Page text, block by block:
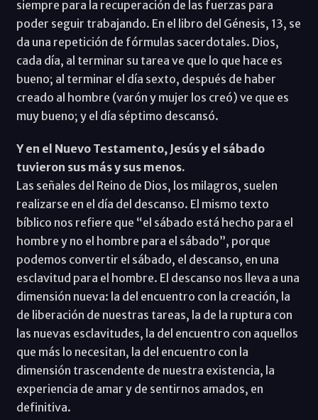
siempre para la recuperación de las fuerzas para
poder seguir trabajando. En el libro del Génesis, 13, se
da una repetición de fórmulas sacerdotales. Dios,
cada día, al terminar su tarea ve que lo que hace es
bueno; al terminar el día sexto, después de haber
creado al hombre (varón y mujer los creó) ve que es
muy bueno; y el día séptimo descansó.
Y en el Nuevo Testamento, Jesús y el sábado
tuvieron sus más y sus menos.
Las señales del Reino de Dios, los milagros, suelen
realizarse en el día del descanso. El mismo texto
bíblico nos refiere que “el sábado está hecho para el
hombre y no el hombre para el sábado”, porque
podemos convertir el sábado, el descanso, en una
esclavitud para el hombre. El descanso nos lleva a una
dimensión nueva: la del encuentro con la creación, la
de liberación de nuestras tareas, la de la ruptura con
las nuevas esclavitudes, la del encuentro con aquellos
que más lo necesitan, la del encuentro con la
dimensión trascendente de nuestra existencia, la
experiencia de amar y de sentirnos amados, en
definitiva.